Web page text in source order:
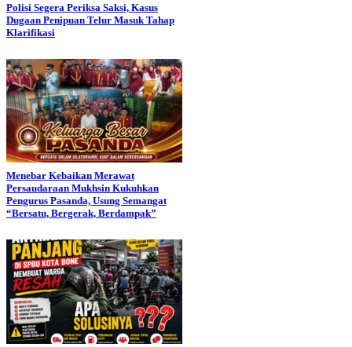
Polisi Segera Periksa Saksi, Kasus
Dugaan Penipuan Telur Masuk Tahap
Klarifikasi
Menebar Kebaikan Merawat
Persaudaraan Mukhsin Kukuhkan
Pengurus Pasanda, Usung Semangat
“Bersatu, Bergerak, Berdampak”